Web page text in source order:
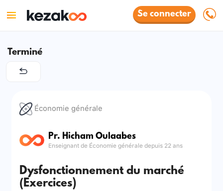
Se connecter
Terminé
Économie générale
Pr. Hicham Oulaabes
Enseignant de Économie générale depuis 22 ans
Dysfonctionnement du marché
(Exercices)